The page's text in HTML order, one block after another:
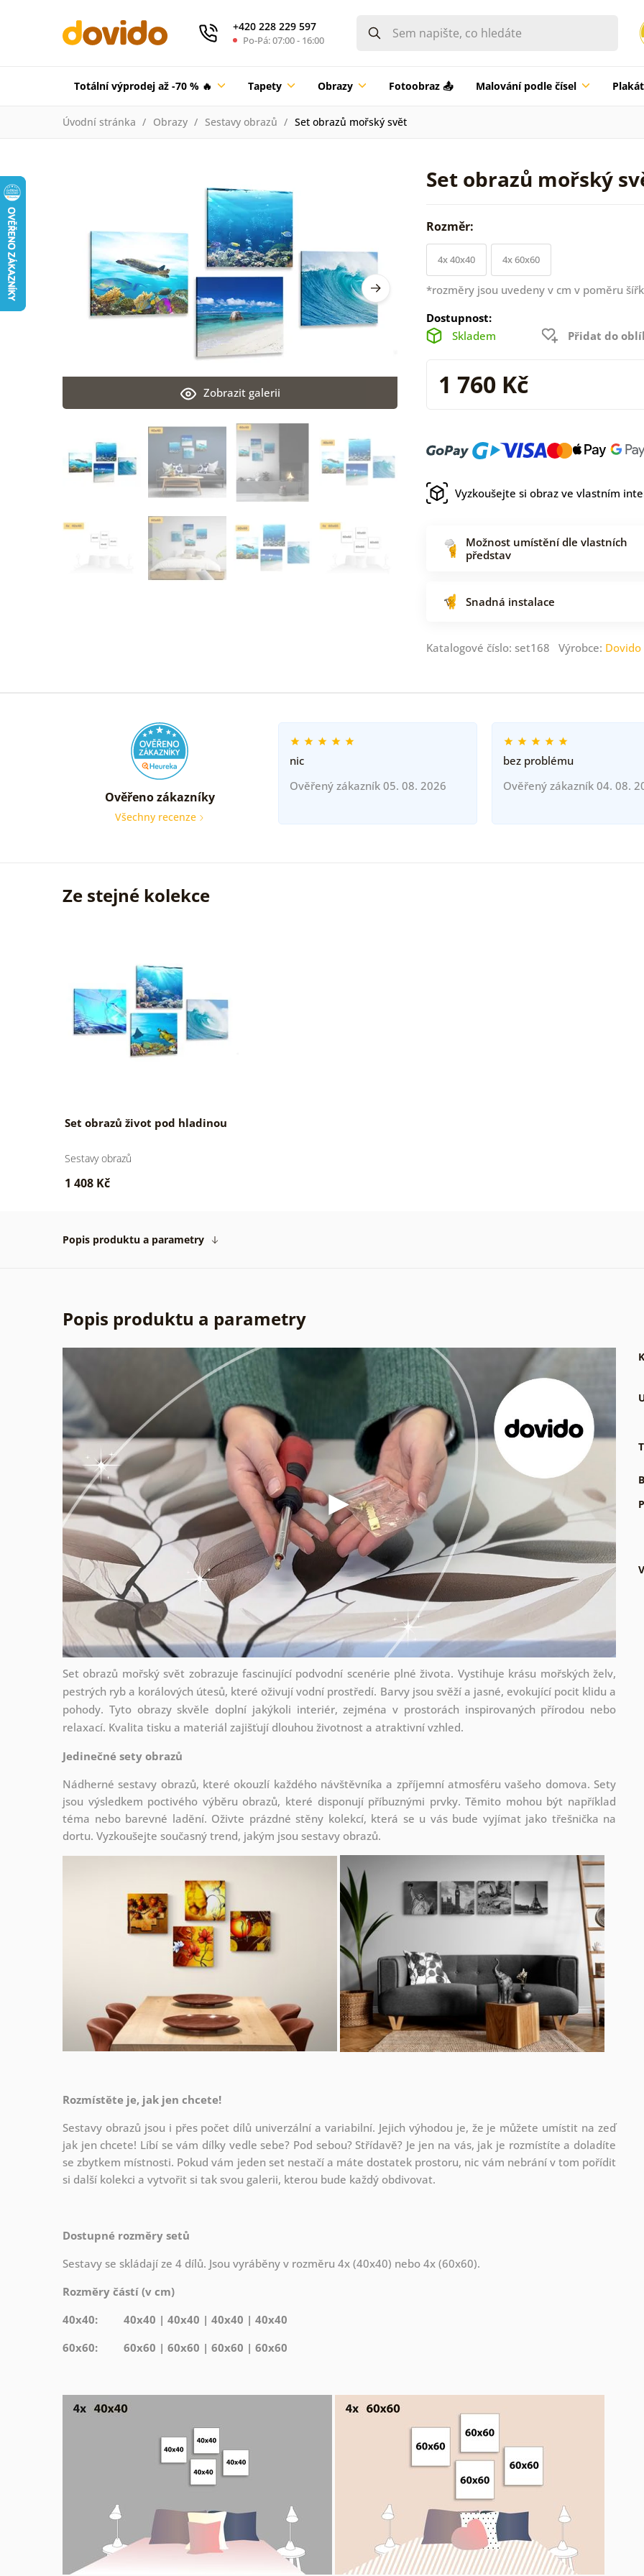
+420 228 229 597
Po-Pá: 07:00 - 16:00
Totální výprodej až -70 % 🔥 Tapety Obrazy Fotoobraz 📤 Malování podle čísel
Úvodní stránka Obrazy Sestavy obrazů Set obrazů mořský svět
Set obrazů mořský
Zobrazit galerii
Rozměr:
4x 40x40 4x 60x60
*rozměry jsou uvedeny v cm v poměru
Dostupnost:
Skladem
Přidat do
1 760 Kč
Vyzkoušejte si obraz ve vlastním
Možnost umístění dle vlastních
představ
Snadná instalace
Katalogové číslo: set168 Výrobce: Dovido
Ověřeno zákazníky
Všechny recenze
nic
Ověřený zákazník 05. 08. 2026
bez problému
Ověřený zákazník 04. 08.
Ze stejné kolekce
Set obrazů život pod hladinou
Sestavy obrazů
1 408 Kč
Popis produktu a parametry
Popis produktu a parametry
Set obrazů mořský svět zobrazuje fascinující podvodní scenérie plné života. Vystihuje krásu mořských želv,
pestrých ryb a korálových útesů, které oživují vodní prostředí. Barvy jsou svěží a jasné, evokující pocit klidu a
pohody. Tyto obrazy skvěle doplní jakýkoli interiér, zejména v prostorách inspirovaných přírodou nebo
relaxací. Kvalita tisku a materiál zajišťují dlouhou životnost a atraktivní vzhled.
Jedinečné sety obrazů
Nádherné sestavy obrazů, které okouzlí každého návštěvníka a zpříjemní atmosféru vašeho domova. Sety
jsou výsledkem poctivého výběru obrazů, které disponují příbuznými prvky. Těmito mohou být například
téma nebo barevné ladění. Oživte prázdné stěny kolekcí, která se u vás bude vyjímat jako třešnička na
dortu. Vyzkoušejte současný trend, jakým jsou sestavy obrazů.
Rozmístěte je, jak jen chcete!
Sestavy obrazů jsou i přes počet dílů univerzální a variabilní. Jejich výhodou je, že je můžete umístit na zeď
jak jen chcete! Líbí se vám dílky vedle sebe? Pod sebou? Střídavě? Je jen na vás, jak je rozmístíte a doladíte
se zbytkem místnosti. Pokud vám jeden set nestačí a máte dostatek prostoru, nic vám nebrání v tom pořídit
si další kolekci a vytvořit si tak svou galerii, kterou bude každý obdivovat.
Dostupné rozměry setů
Sestavy se skládají ze 4 dílů. Jsou vyráběny v rozměru 4x (40x40) nebo 4x (60x60).
Rozměry částí (v cm)
40x40: 40x40 | 40x40 | 40x40 | 40x40
60x60: 60x60 | 60x60 | 60x60 | 60x60